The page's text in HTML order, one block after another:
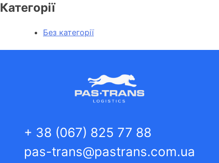
Категорії
Без категорії
+ 38 (067) 825 77 88
pas-trans@pastrans.com.ua